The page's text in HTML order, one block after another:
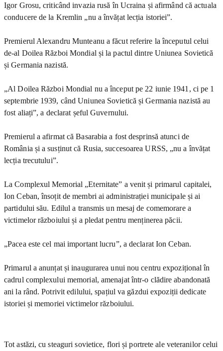
Igor Grosu, criticând invazia rusă în Ucraina și afirmând că actuala
conducere de la Kremlin „nu a învățat lecția istoriei”.
Premierul Alexandru Munteanu a făcut referire la începutul celui
de-al Doilea Război Mondial și la pactul dintre Uniunea Sovietică
și Germania nazistă.
„Al Doilea Război Mondial nu a început pe 22 iunie 1941, ci pe 1
septembrie 1939, când Uniunea Sovietică și Germania nazistă au
fost aliați”, a declarat șeful Guvernului.
Premierul a afirmat că Basarabia a fost desprinsă atunci de
România și a susținut că Rusia, succesoarea URSS, „nu a învățat
lecția trecutului”.
La Complexul Memorial „Eternitate” a venit și primarul capitalei,
Ion Ceban, însoțit de membri ai administrației municipale și ai
partidului său. Edilul a transmis un mesaj de comemorare a
victimelor războiului și a pledat pentru menținerea păcii.
„Pacea este cel mai important lucru”, a declarat Ion Ceban.
Primarul a anunțat și inaugurarea unui nou centru expozițional în
cadrul complexului memorial, amenajat într-o clădire abandonată
ani la rând. Potrivit edilului, spațiul va găzdui expoziții dedicate
istoriei și memoriei victimelor războiului.
Tot astăzi, cu steaguri sovietice, flori și portrete ale veteranilor celui